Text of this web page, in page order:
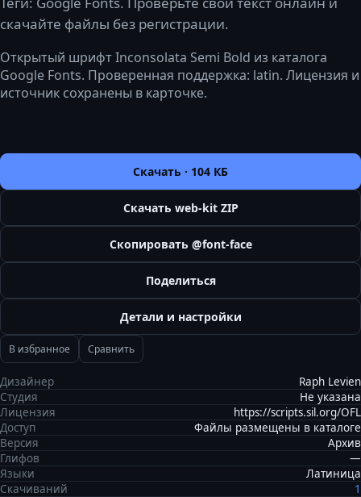
скачайте файлы без регистрации.
Открытый шрифт Inconsolata Semi Bold из каталога
Google Fonts. Проверенная поддержка: latin. Лицензия и
источник сохранены в карточке.
Скачать · 104 КБ
Скачать web-kit ZIP
Скопировать @font-face
Поделиться
Детали и настройки
В избранное Сравнить
Дизайнер
Raph Levien
Студия
Не указана
Лицензия
https://scripts.sil.org/OFL
Доступ
Файлы размещены в каталоге
Версия
Архив
Глифов
—
Языки
Латиница
Скачиваний
1